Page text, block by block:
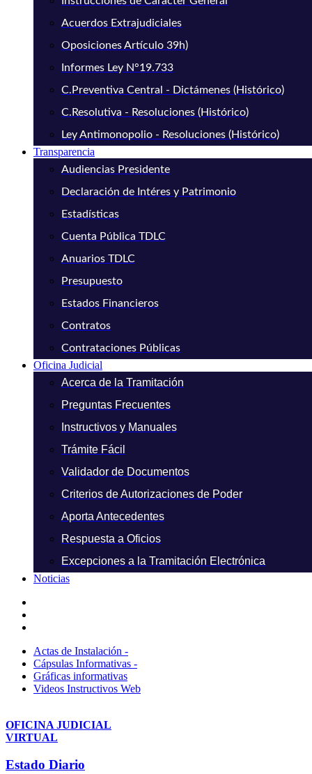
Acuerdos Extrajudiciales
Oposiciones Artículo 39h)
Informes Ley N°19.733
C.Preventiva Central - Dictámenes (Histórico)
C.Resolutiva - Resoluciones (Histórico)
Ley Antimonopolio - Resoluciones (Histórico)
Transparencia
Audiencias Presidente
Declaración de Intéres y Patrimonio
Estadísticas
Cuenta Pública TDLC
Anuarios TDLC
Presupuesto
Estados Financieros
Contratos
Contrataciones Públicas
Oficina Judicial
Acerca de la Tramitación
Preguntas Frecuentes
Instructivos y Manuales
Trámite Fácil
Validador de Documentos
Criterios de Autorizaciones de Poder
Aporta Antecedentes
Respuesta a Oficios
Excepciones a la Tramitación Electrónica
Noticias
Actas de Instalación -
Cápsulas Informativas -
Gráficas informativas
Videos Instructivos Web
OFICINA JUDICIAL
VIRTUAL
Estado Diario